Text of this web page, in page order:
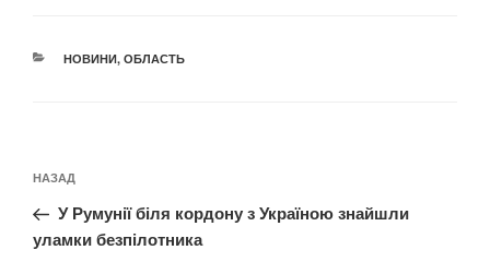
КАТЕГОРІЇ
НОВИНИ, ОБЛАСТЬ
записів
Попередній
запис:
НАЗАД
У Румунії біля кордону з Україною знайшли
уламки безпілотника